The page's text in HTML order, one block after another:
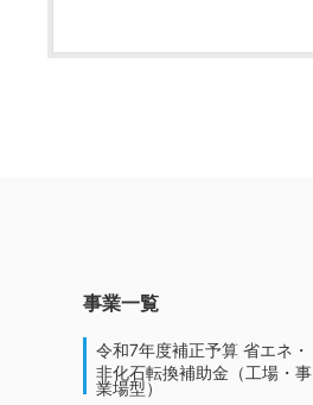
事業一覧
令和7年度補正予算 省エネ・
非化石転換補助金（工場・事
業場型）